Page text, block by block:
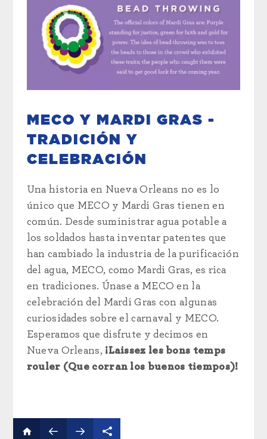
MECO Y MARDI GRAS -
TRADICIÓN Y
CELEBRACIÓN
Una historia en Nueva Orleans no es lo
único que MECO y Mardi Gras tienen en
común. Desde suministrar agua potable a
los soldados hasta inventar patentes que
han cambiado la industria de la purificación
del agua, MECO, como Mardi Gras, es rica
en tradiciones. Únase a MECO en la
celebración del Mardi Gras con algunas
curiosidades sobre el carnaval y MECO.
Esperamos que disfrute y decimos en
Nueva Orleans, ¡Laissez les bons temps
rouler (Que corran los buenos tiempos)!